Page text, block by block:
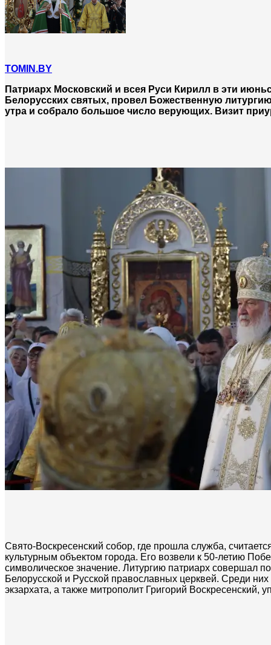
TOMIN.BY
Патриарх Московский и всея Руси Кирилл в эти
Белорусских святых, провел Божественную
утра и собрало большое число верующих. Визит
Свято-Воскресенский собор, где прошла служба,
культурным объектом города. Его возвели к 50-летию
символическое значение. Литургию патриарх совершал
Белорусской и Русской православных церквей. Среди
экзархата, а также митрополит Григорий